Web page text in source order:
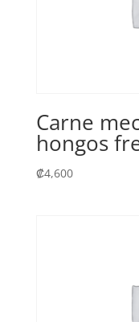
Carne
hongos
₡4,600